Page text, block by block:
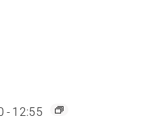
- 12:55